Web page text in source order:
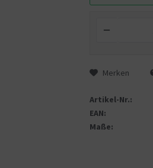
Merken
Artikel-Nr.:
EAN:
Maße: